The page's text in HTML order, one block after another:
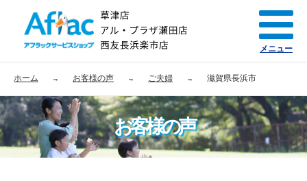
ホーム お客様の声 ご夫婦 滋賀県長浜市
お客様の声
メニュー